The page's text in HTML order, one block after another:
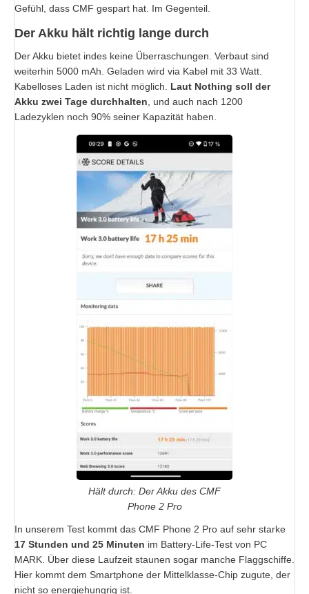
Gefühl, dass CMF gespart hat. Im Gegenteil.
Der Akku hält richtig lange durch
Der Akku bietet indes keine Überraschungen. Verbaut sind
weiterhin 5000 mAh. Geladen wird via Kabel mit 33 Watt.
Kabelloses Laden ist nicht möglich. Laut Nothing soll der
Akku zwei Tage durchhalten , und auch nach 1200
Ladezyklen noch 90% seiner Kapazität haben.
Hält durch: Der Akku des CMF
Phone 2 Pro
In unserem Test kommt das CMF Phone 2 Pro auf sehr starke
17 Stunden und 25 Minuten im Battery-Life-Test von PC
MARK. Über diese Laufzeit staunen sogar manche Flaggschiffe.
Hier kommt dem Smartphone der Mittelklasse-Chip zugute, der
nicht so energiehungrig ist.